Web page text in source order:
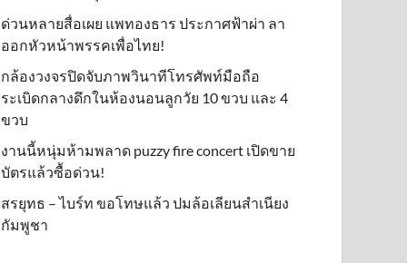
ด่วนหลายสื่อเผย แพทองธาร ประกาศฟ้าผ่า ลา
ออกหัวหน้าพรรคเพื่อไทย!
กล้องวงจรปิดจับภาพวินาทีโทรศัพท์มือถือ
ระเบิดกลางดึกในห้องนอนลูกวัย 10 ขวบ และ 4
ขวบ
งานนี้หนุ่มห้ามพลาด puzzy fire concert เปิดขาย
บัตรแล้วซื้อด่วน!
สรยุทธ – ไบร์ท ขอโทษแล้ว ปมล้อเลียนสำเนียง
กัมพูชา